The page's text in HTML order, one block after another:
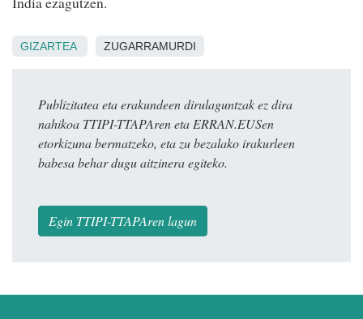
GIZARTEA ZUGARRAMURDI
Publizitatea eta erakundeen dirulaguntzak ez dira
nahikoa TTIPI-TTAPAren eta ERRAN.EUSen
etorkizuna bermatzeko, eta zu bezalako irakurleen
babesa behar dugu aitzinera egiteko.
Egin TTIPI-TTAPAren lagun